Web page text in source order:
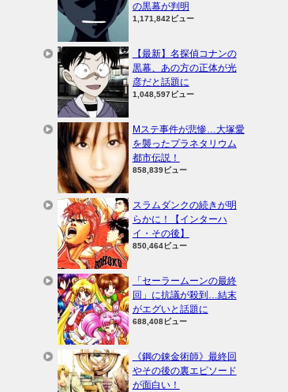
の黒幕が判明
1,171,842ビュー
【最新】名探偵コナンの
黒幕、あの方の正体が光
彦だと話題に
1,048,597ビュー
Mステ事件が悲惨…大塚愛
を襲ったプラネタリウム
都市伝説！
858,839ビュー
スラムダンクの続きが明
らかに！【インターハ
イ・その後】
850,464ビュー
「セーラームーンの最終
回」に抗議が殺到…結末
がエグいと話題に
688,408ビュー
《鋼の錬金術師》最終回
やその後の裏エピソード
が面白い！